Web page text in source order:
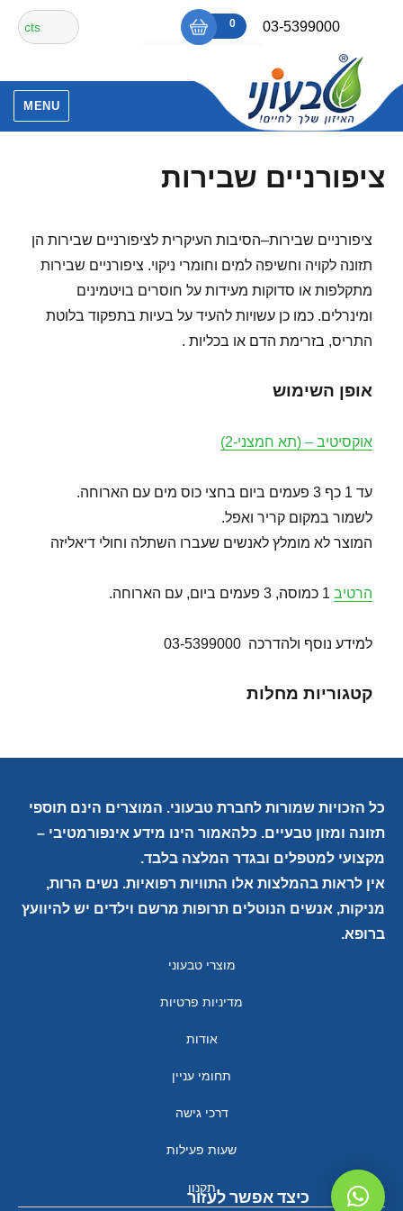
content
03-5399000
₪0
0
אין מוצרים בסל הקניות.
חיפוש
עבור:
MENU
ציפורניים שבירות
ציפורניים שבירות–הסיבות העיקרית לציפורניים שבירות הן
תזונה לקויה וחשיפה למים וחומרי ניקוי. ציפורניים שבירות
מתקלפות או סדוקות מעידות על חוסרים בויטמינים
ומינרלים. כמו כן עשויות להעיד על בעיות בתפקוד בלוטת
התריס, בזרימת הדם או בכליות .
אופן השימוש
אוקסיטיב – (תא חמצני-2)
עד 1 כף 3 פעמים ביום בחצי כוס מים עם הארוחה.
לשמור במקום קריר ואפל.
המוצר לא מומלץ לאנשים שעברו השתלה וחולי דיאליזה
הרטיב
למידע נוסף ולהדרכה 03-5399000
קטגוריות מחלות
כל הזכויות שמורות לחברת טבעוני. המוצרים הינם תוספי
תזונה ומזון טבעיים. כלהאמור הינו מידע אינפורמטיבי –
מקצועי למטפלים ובגדר המלצה בלבד.
אין לראות בהמלצות אלו התוויות רפואיות. נשים הרות,
מניקות, אנשים הנוטלים תרופות מרשם וילדים יש להיוועץ
ברופא.
מוצרי טבעוני
מדיניות פרטיות
אודות
תחומי עניין
דרכי גישה
שעות פעילות
תקנון
כיצד אפשר לעזור